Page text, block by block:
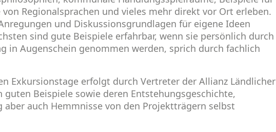
Regionalsprachen und vieles mehr direkt vor Ort erleben.
und Diskussionsgrundlagen für eigene Ideen
sind gute Beispiele erfahrbar, wenn sie persönlich durch
in Augenschein genommen werden, sprich durch fachlich
Exkursionstage erfolgt durch Vertreter der Allianz Ländlicher
guten Beispiele sowie deren Entstehungsgeschichte,
aber auch Hemmnisse von den Projektträgern selbst